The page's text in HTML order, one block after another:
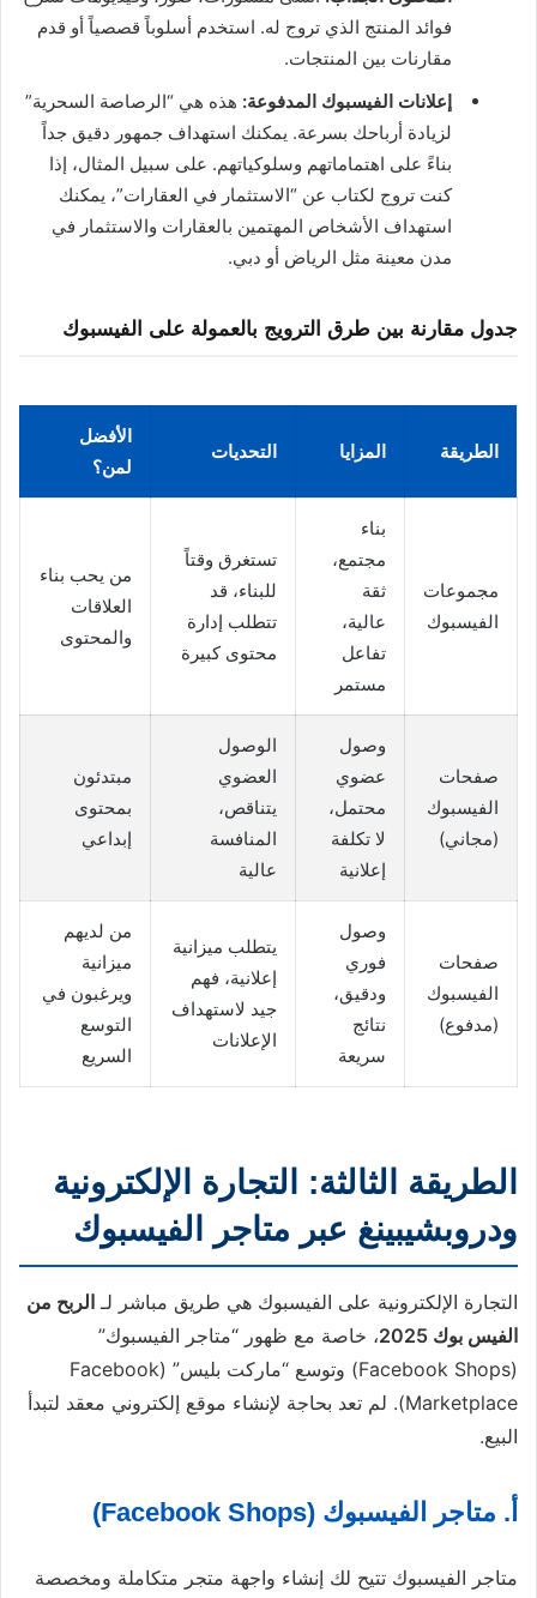
فوائد المنتج الذي تروج له. استخدم أسلوباً قصصياً أو قدم
مقارنات بين المنتجات.
إعلانات الفيسبوك المدفوعة: هذه هي “الرصاصة السحرية”
لزيادة أرباحك بسرعة. يمكنك استهداف جمهور دقيق جداً
بناءً على اهتماماتهم وسلوكياتهم. على سبيل المثال، إذا
كنت تروج لكتاب عن “الاستثمار في العقارات”، يمكنك
استهداف الأشخاص المهتمين بالعقارات والاستثمار في
مدن معينة مثل الرياض أو دبي.
جدول مقارنة بين طرق الترويج بالعمولة على الفيسبوك
الطريقة المزايا التحديات
الأفضل
لمن؟
مجموعات
الفيسبوك
بناء
مجتمع،
ثقة
عالية،
تفاعل
مستمر
تستغرق وقتاً
للبناء، قد
تتطلب إدارة
محتوى كبيرة
من يحب بناء
العلاقات
والمحتوى
صفحات
الفيسبوك
(مجاني)
وصول
عضوي
محتمل،
لا تكلفة
إعلانية
الوصول
العضوي
يتناقص،
المنافسة
عالية
مبتدئون
بمحتوى
إبداعي
صفحات
الفيسبوك
(مدفوع)
وصول
فوري
ودقيق،
نتائج
سريعة
يتطلب ميزانية
إعلانية، فهم
جيد لاستهداف
الإعلانات
من لديهم
ميزانية
ويرغبون في
التوسع
السريع
الطريقة الثالثة: التجارة الإلكترونية
ودروبشيبينغ عبر متاجر الفيسبوك
التجارة الإلكترونية على الفيسبوك هي طريق مباشر لـ الربح من
الفيس بوك 2025
، خاصة مع ظهور “متاجر الفيسبوك”
(Facebook Shops) وتوسع “ماركت بليس” (Facebook
Marketplace). لم تعد بحاجة لإنشاء موقع إلكتروني معقد لتبدأ
البيع.
أ. متاجر الفيسبوك (Facebook Shops)
متاجر الفيسبوك تتيح لك إنشاء واجهة متجر متكاملة ومخصصة